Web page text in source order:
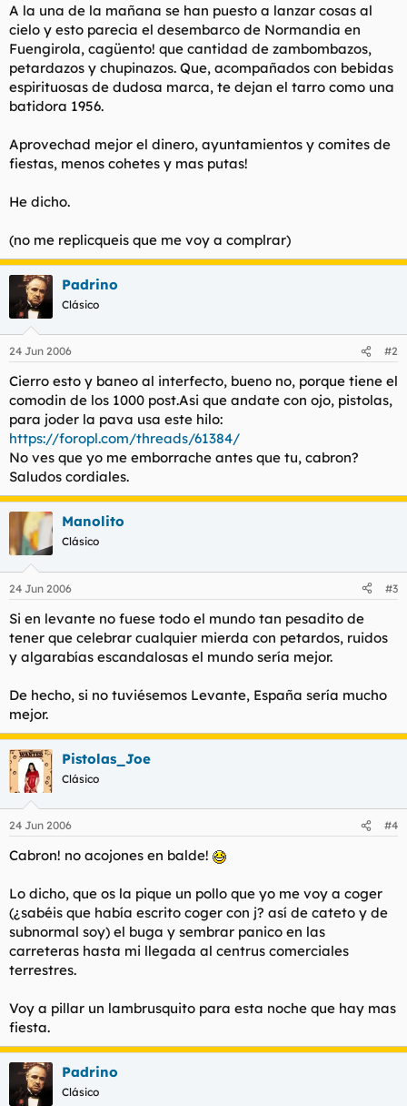
A la una de la mañana se han puesto a lanzar cosas al
cielo y esto parecia el desembarco de Normandia en
Fuengirola, cagüento! que cantidad de zambombazos,
petardazos y chupinazos. Que, acompañados con bebidas
espirituosas de dudosa marca, te dejan el tarro como una
batidora 1956.
Aprovechad mejor el dinero, ayuntamientos y comites de
fiestas, menos cohetes y mas putas!
He dicho.
(no me replicqueis que me voy a complrar)
Padrino
Clásico
24 Jun 2006 #2
Cierro esto y baneo al interfecto, bueno no, porque tiene el
comodin de los 1000 post.Asi que andate con ojo, pistolas,
para joder la pava usa este hilo:
https://foropl.com/threads/61384/
No ves que yo me emborrache antes que tu, cabron?
Saludos cordiales.
Manolito
Clásico
24 Jun 2006 #3
Si en levante no fuese todo el mundo tan pesadito de
tener que celebrar cualquier mierda con petardos, ruidos
y algarabías escandalosas el mundo sería mejor.
De hecho, si no tuviésemos Levante, España sería mucho
mejor.
Pistolas_Joe
Clásico
24 Jun 2006 #4
Cabron! no acojones en balde!
Lo dicho, que os la pique un pollo que yo me voy a coger
(¿sabéis que había escrito coger con j? así de cateto y de
subnormal soy) el buga y sembrar panico en las
carreteras hasta mi llegada al centrus comerciales
terrestres.
Voy a pillar un lambrusquito para esta noche que hay mas
fiesta.
Padrino
Clásico